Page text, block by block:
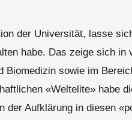
der Universität, lasse
habe. Das zeige sich in
Biomedizin sowie im
«Weltelite» habe
der Aufklärung in diesen